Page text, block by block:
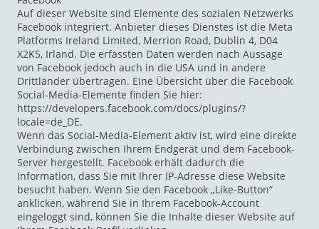
Auf dieser Website sind Elemente des sozialen Netzwerks
Facebook integriert. Anbieter dieses Dienstes ist die Meta
Platforms Ireland Limited, Merrion Road, Dublin 4, D04
X2K5, Irland. Die erfassten Daten werden nach Aussage
von Facebook jedoch auch in die USA und in andere
Drittländer übertragen. Eine Übersicht über die Facebook
Social-Media-Elemente finden Sie hier:
https://developers.facebook.com/docs/plugins/?
locale=de_DE.
Wenn das Social-Media-Element aktiv ist, wird eine direkte
Verbindung zwischen Ihrem Endgerät und dem Facebook-
Server hergestellt. Facebook erhält dadurch die
Information, dass Sie mit Ihrer IP-Adresse diese Website
besucht haben. Wenn Sie den Facebook „Like-Button“
anklicken, während Sie in Ihrem Facebook-Account
eingeloggt sind, können Sie die Inhalte dieser Website auf